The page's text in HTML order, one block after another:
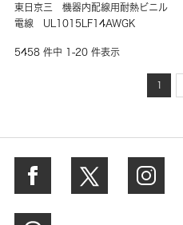
東日京三 機器内配線用耐熱ビニル
電線 UL1015LF14AWGK
5458 件中 1-20 件表示
1